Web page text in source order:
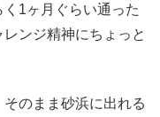
1ヶ月ぐらい通った
ンジ精神にちょっと
のまま砂浜に出れる